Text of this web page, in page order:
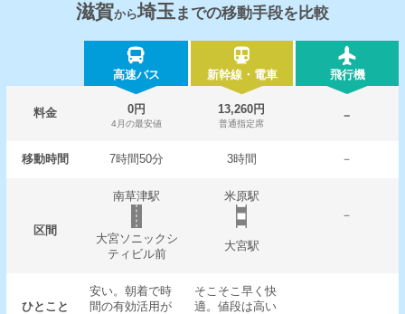
滋賀から埼玉 までの移動手段を比較
高速バス 新幹線・電車 飛行機
料金 0円
4月の最安値
13,260円
普通指定席
－
移動時間 7時間50分 3時間 －
区間
南草津駅
米原駅
－
大宮ソニックシ
ティビル前
大宮駅
ひとこと
安い。朝着で時
間の有効活用が
そこそこ早く快
適。値段は高い